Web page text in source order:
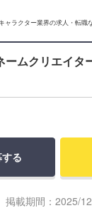
キャラクター業界の求人・転職
ームクリエイタ
る
掲載期間：2025/